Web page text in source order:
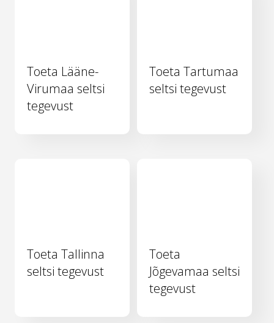
Toeta Lääne-
Virumaa seltsi
tegevust
Toeta Tartumaa
seltsi tegevust
Toeta Tallinna
seltsi tegevust
Toeta
Jõgevamaa seltsi
tegevust